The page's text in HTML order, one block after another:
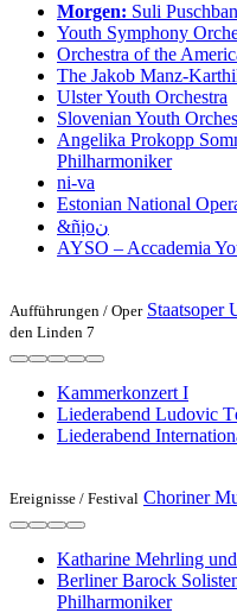
Morgen: Suli
Youth Symphony
Or­ches­tra of the
The Jakob Manz-
Ulster Youth Or­chestra
Slo­ve­ni­an Youth
Angelika Pro­kopp
Philharmoniker
ni-va
Estonian National
&ñịoن
AYSO – Accademia
Aufführungen / Oper Staatsoper
den Linden 7
Kam­mer­kon­zert I
Liederabend Ludovic
Liederabend
Ereignisse / Festival Choriner
Katharine Mehrling
Berliner Barock
Philharmoniker